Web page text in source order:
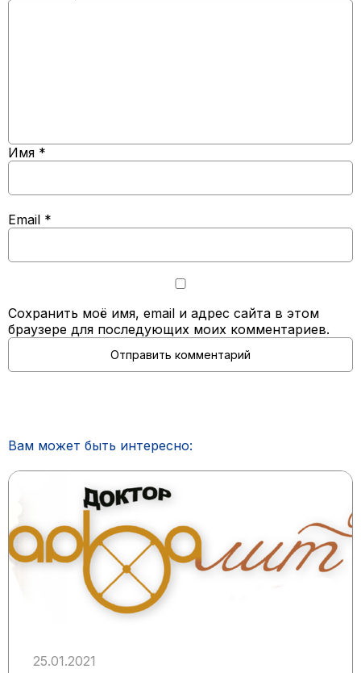
Имя *
Email *
Сохранить моё имя, email и адрес сайта в этом
браузере для последующих моих комментариев.
Вам может быть интересно:
25.01.2021